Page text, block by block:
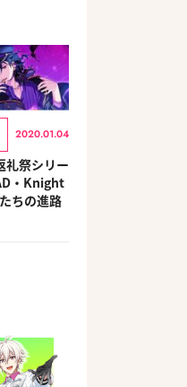
2020.01.04
礼祭シリー
・Knight
ちの進路